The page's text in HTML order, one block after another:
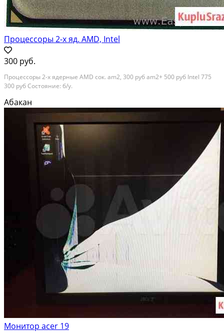
Процессоры 2-х яд. AMD, Intel
300 руб.
Процессоры 2-х ядерные AMD сок. am2, 300 руб am2+ 500 руб Intel 775
300 руб Состояние: б/у.
Абакан
Монитор acer 19